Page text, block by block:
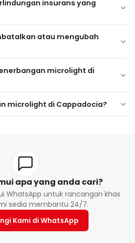
insurans yang
sebagai mematuhi peraturan
atau mengubah
diberikan semasa proses
microlight di
microlight di Cappadocia?
apa yang anda cari?
WhatsApp untuk rancangan khas
sedia membantu 24/7.
Kami di WhatsApp